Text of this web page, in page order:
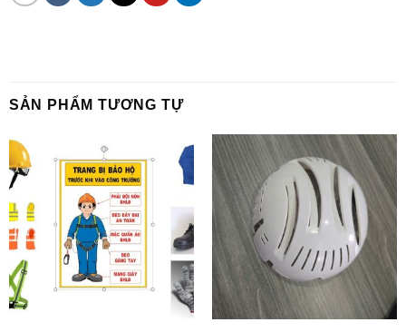
SẢN PHẨM TƯƠNG TỰ